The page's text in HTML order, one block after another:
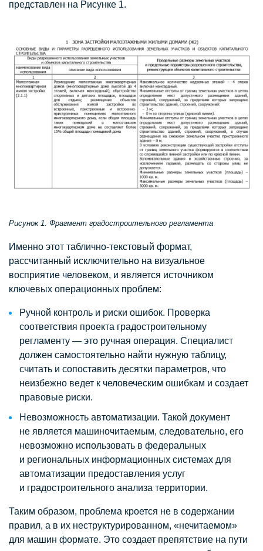
представлен на Рисунке 1.
Рисунок 1. Фрагмент градостроительного регламента
Именно этот таблично-текстовый формат,
рассчитанный исключительно на визуальное
восприятие человеком, и является источником
ключевых операционных проблем:
Ручной контроль и риски ошибок. Проверка
соответствия проекта градостроительному
регламенту — это ручная операция. Специалист
должен самостоятельно найти нужную таблицу,
считать и сопоставить десятки параметров, что
неизбежно ведет к человеческим ошибкам и создает
правовые риски.
Невозможность автоматизации. Такой документ
не является машиночитаемым, следовательно, его
невозможно использовать в федеральных
и региональных информационных системах для
автоматизации предоставления услуг
и градостроительного анализа территории.
Таким образом, проблема кроется не в содержании
правил, а в их неструктурированном, «нечитаемом»
для машин формате. Это создает препятствие на пути